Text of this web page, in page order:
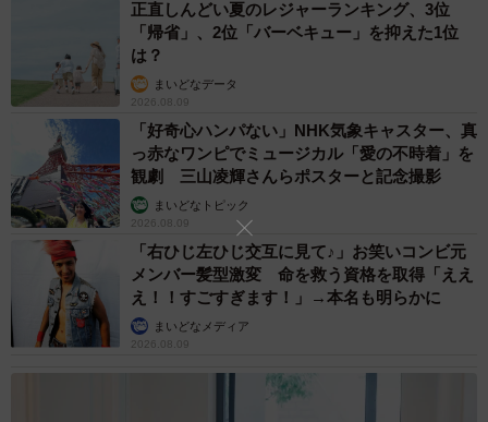
まるで匍匐前進！？ お腹をつけたまま動く横綱ちゃん（画像提供：よこ
むすびさん）
道端で突然のストライキ。でも、横綱ちゃんにとっては大
切な「お散歩の楽しみ方」の一つなのかもしれません。で
は、その後はどうするのでしょうか。
「何ごともなかったかのように、すっと立ち上がって、そ
のままスタスタと普通に歩き出しました」
何ごともなかったかのようなその切り替えの早さも、また
正直しんどい夏のレジャーランキング、3位
「帰省」、2位「バーベキュー」を抑えた1位
は？
まいどなデータ
2026.08.09
「好奇心ハンパない」NHK気象キャスター、真
っ赤なワンピでミュージカル「愛の不時着」を
観劇 三山凌輝さんらポスターと記念撮影
まいどなトピック
2026.08.09
「右ひじ左ひじ交互に見て♪」お笑いコンビ元
メンバー髪型激変 命を救う資格を取得「ええ
え！！すごすぎます！」→本名も明らかに
まいどなメディア
2026.08.09